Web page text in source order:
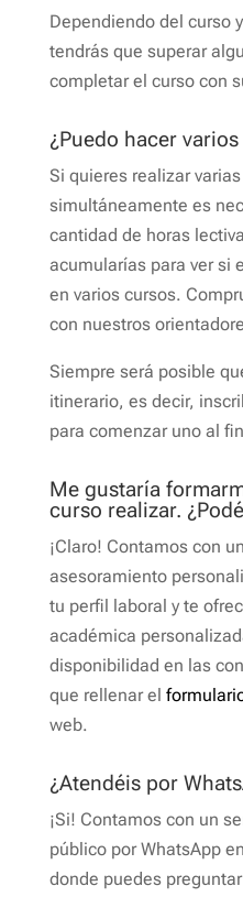
Dependiendo del curso
tendrás que superar
completar el curso con
¿Puedo hacer
Si quieres realizar
simultáneamente es
cantidad de horas
acumularías para ver si
en varios cursos.
con nuestros
Siempre será posible
itinerario, es decir,
para comenzar uno al
Me gustaría
curso realizar.
¡Claro! Contamos con
asesoramiento
tu perfil laboral y te
académica
disponibilidad en las
que rellenar el
web.
¿Atendéis por
¡Si! Contamos con un
público por WhatsApp
donde puedes